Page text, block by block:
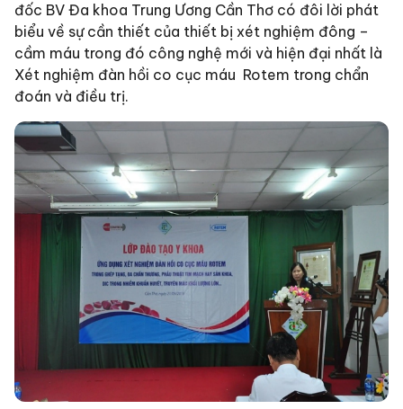
đốc BV Đa khoa Trung Ương Cần Thơ có đôi lời phát
biểu về sự cần thiết của thiết bị xét nghiệm đông –
cầm máu trong đó công nghệ mới và hiện đại nhất là
Xét nghiệm đàn hồi co cục máu Rotem trong chẩn
đoán và điều trị.